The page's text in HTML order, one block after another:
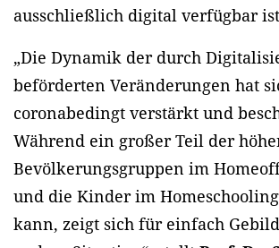
ausschließlich digital verfügbar
„Die Dynamik der durch
beförderten Veränderungen hat
coronabedingt verstärkt und
Während ein großer Teil der
Bevölkerungsgruppen im
und die Kinder im
kann, zeigt sich für einfach